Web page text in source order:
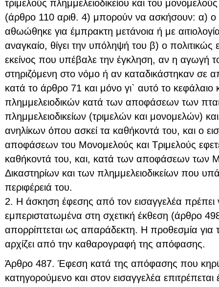
τριμελούς πλημμελειοδικείου και του
(άρθρο 110 αριθ. 4) μπορούν να ασκήσουν: α) ο
αθωώθηκε για έμπρακτη μετάνοια ή με
αναγκαίο, θίγει την υπόληψή του β) ο
εκείνος που υπέβαλε την έγκληση, αν η αγωγή
στηριζόμενη στο νόμο ή αν καταδικάστηκαν σε
κατά το άρθρο 71 και μόνο γι` αυτό το κεφάλαιο
πλημμελειοδικών κατά των αποφάσεων των
πλημμελειοδικείων (τριμελών και μονομελών)
ανηλίκων όπου ασκεί τα καθήκοντά του, και ο
αποφάσεων του Μονομελούς και Τριμελούς
καθήκοντά του, και, κατά των αποφάσεων των
Δικαστηρίων και των πλημμελειοδικείων που
περιφέρειά του.
2. Η άσκηση έφεσης από τον εισαγγελέα πρέπει να
εμπεριστατωμένα στη σχετική έκθεση (άρθρο
απορρίπτεται ως απαράδεκτη. Η προθεσμία για
αρχίζει από την καθαρογραφή της απόφασης.
Άρθρο 487. Έφεση κατά της απόφασης που
κατηγορούμενο και στον εισαγγελέα